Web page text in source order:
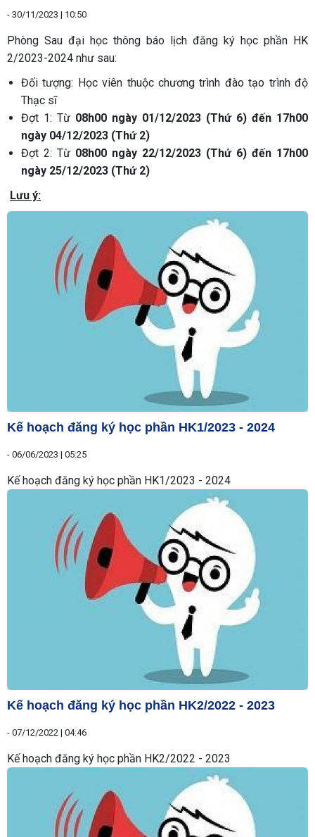
- 30/11/2023 | 10:50
Phòng Sau đại học thông báo lịch đăng ký học phần HK
2/2023-2024 như sau:
Đối tượng: Học viên thuộc chương trình đào tạo trình độ
Thạc sĩ
Đợt 1: Từ 08h00 ngày 01/12/2023 (Thứ 6) đến 17h00
ngày 04/12/2023 (Thứ 2)
Đợt 2: Từ 08h00 ngày 22/12/2023 (Thứ 6) đến 17h00
ngày 25/12/2023 (Thứ 2)
Lưu ý:
Kế hoạch đăng ký học phần HK1/2023 - 2024
- 06/06/2023 | 05:25
Kế hoạch đăng ký học phần HK1/2023 - 2024
Kế hoạch đăng ký học phần HK2/2022 - 2023
- 07/12/2022 | 04:46
Kế hoạch đăng ký học phần HK2/2022 - 2023